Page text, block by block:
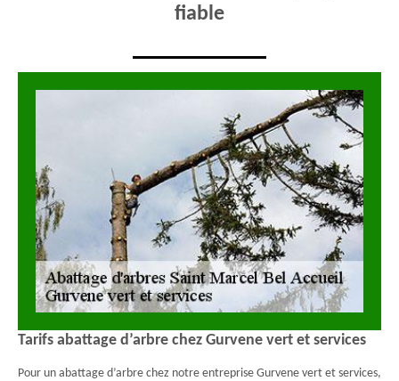
fiable
Tarifs abattage d’arbre chez Gurvene vert et services
Pour un abattage d’arbre chez notre entreprise Gurvene vert et services,